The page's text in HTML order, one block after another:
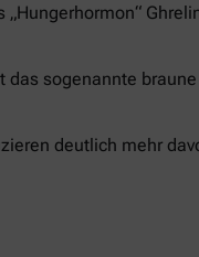
sogenannte
deutlich mehr